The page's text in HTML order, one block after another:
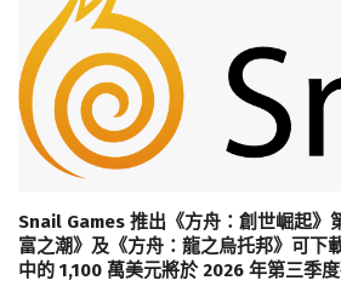
Snail Games 推出《方舟：創世崛起》
富之潮》及《方舟：龍之烏托邦》可下
中的 1,100 萬美元將於 2026 年第三季